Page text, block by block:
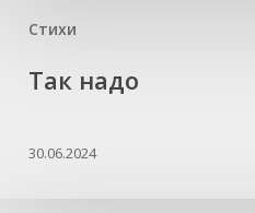
Стихи
Так надо
30.06.2024